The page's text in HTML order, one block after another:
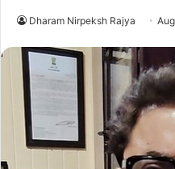
Dharam Nirpeksh Rajya